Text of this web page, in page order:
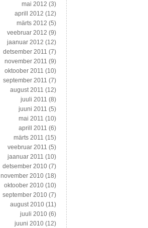
mai 2012 (3)
aprill 2012 (12)
märts 2012 (5)
veebruar 2012 (9)
jaanuar 2012 (12)
detsember 2011 (7)
november 2011 (9)
oktoober 2011 (10)
september 2011 (7)
august 2011 (12)
juuli 2011 (8)
juuni 2011 (5)
mai 2011 (10)
aprill 2011 (6)
märts 2011 (15)
veebruar 2011 (5)
jaanuar 2011 (10)
detsember 2010 (7)
november 2010 (18)
oktoober 2010 (10)
september 2010 (7)
august 2010 (11)
juuli 2010 (6)
juuni 2010 (12)